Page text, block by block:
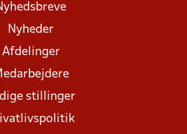
Nyheder
Afdelinger
stillinger